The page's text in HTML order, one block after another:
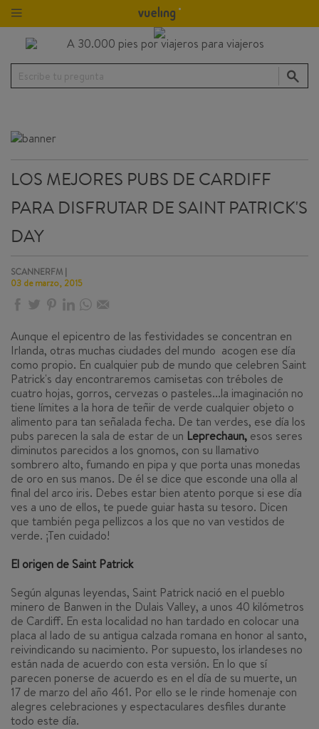
Escribe tu pregunta
LOS MEJORES PUBS DE CARDIFF
PARA DISFRUTAR DE SAINT PATRICK'S
DAY
SCANNERFM |
03 de marzo, 2015
Aunque el epicentro de las festividades se concentran en
Irlanda, otras muchas ciudades del mundo acogen ese día
como propio. En cualquier pub de mundo que celebren Saint
Patrick's day encontraremos camisetas con tréboles de
cuatro hojas, gorros, cervezas o pasteles...la imaginación no
tiene límites a la hora de teñir de verde cualquier objeto o
alimento para tan señalada fecha. De tan verdes, ese día los
pubs parecen la sala de estar de un Leprechaun, esos seres
diminutos parecidos a los gnomos, con su llamativo
sombrero alto, fumando en pipa y que porta unas monedas
de oro en sus manos. De él se dice que esconde una olla al
final del arco iris. Debes estar bien atento porque si ese día
ves a uno de ellos, te puede guiar hasta su tesoro. Dicen
que también pega pellizcos a los que no van vestidos de
verde. ¡Ten cuidado!
El origen de Saint Patrick
Según algunas leyendas, Saint Patrick nació en el pueblo
minero de Banwen in the Dulais Valley, a unos 40 kilómetros
de Cardiff. En esta localidad no han tardado en colocar una
placa al lado de su antigua calzada romana en honor al santo,
reivindicando su nacimiento. Por supuesto, los irlandeses no
están nada de acuerdo con esta versión. En lo que sí
parecen ponerse de acuerdo es en el día de su muerte, un
17 de marzo del año 461. Por ello se le rinde homenaje con
alegres celebraciones y espectaculares desfiles durante
todo este día.